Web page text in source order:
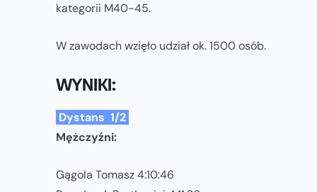
kategorii M40-45.
W zawodach wzięło udział ok. 1500 osób.
WYNIKI:
Dystans 1/2
Mężczyźni:
Gągola Tomasz 4:10:46